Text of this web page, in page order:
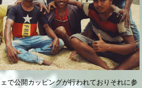
で公開カッピングが行われておりそれに参